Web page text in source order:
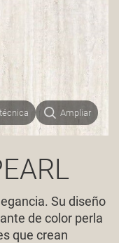
Ampliar
Su diseño
de color perla
que crean